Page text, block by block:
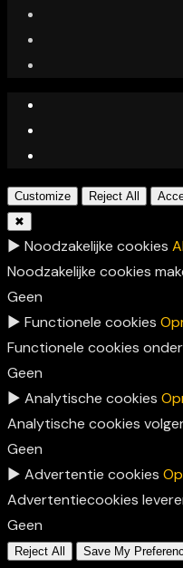
Customize Reject All
✖
► Noodzakelijke cookies
Noodzakelijke cookies
Geen
► Functionele cookies
Functionele cookies
Geen
► Analytische cookies
Analytische cookies
Geen
► Advertentie cookies
Advertentiecookies
Geen
Reject All Save My